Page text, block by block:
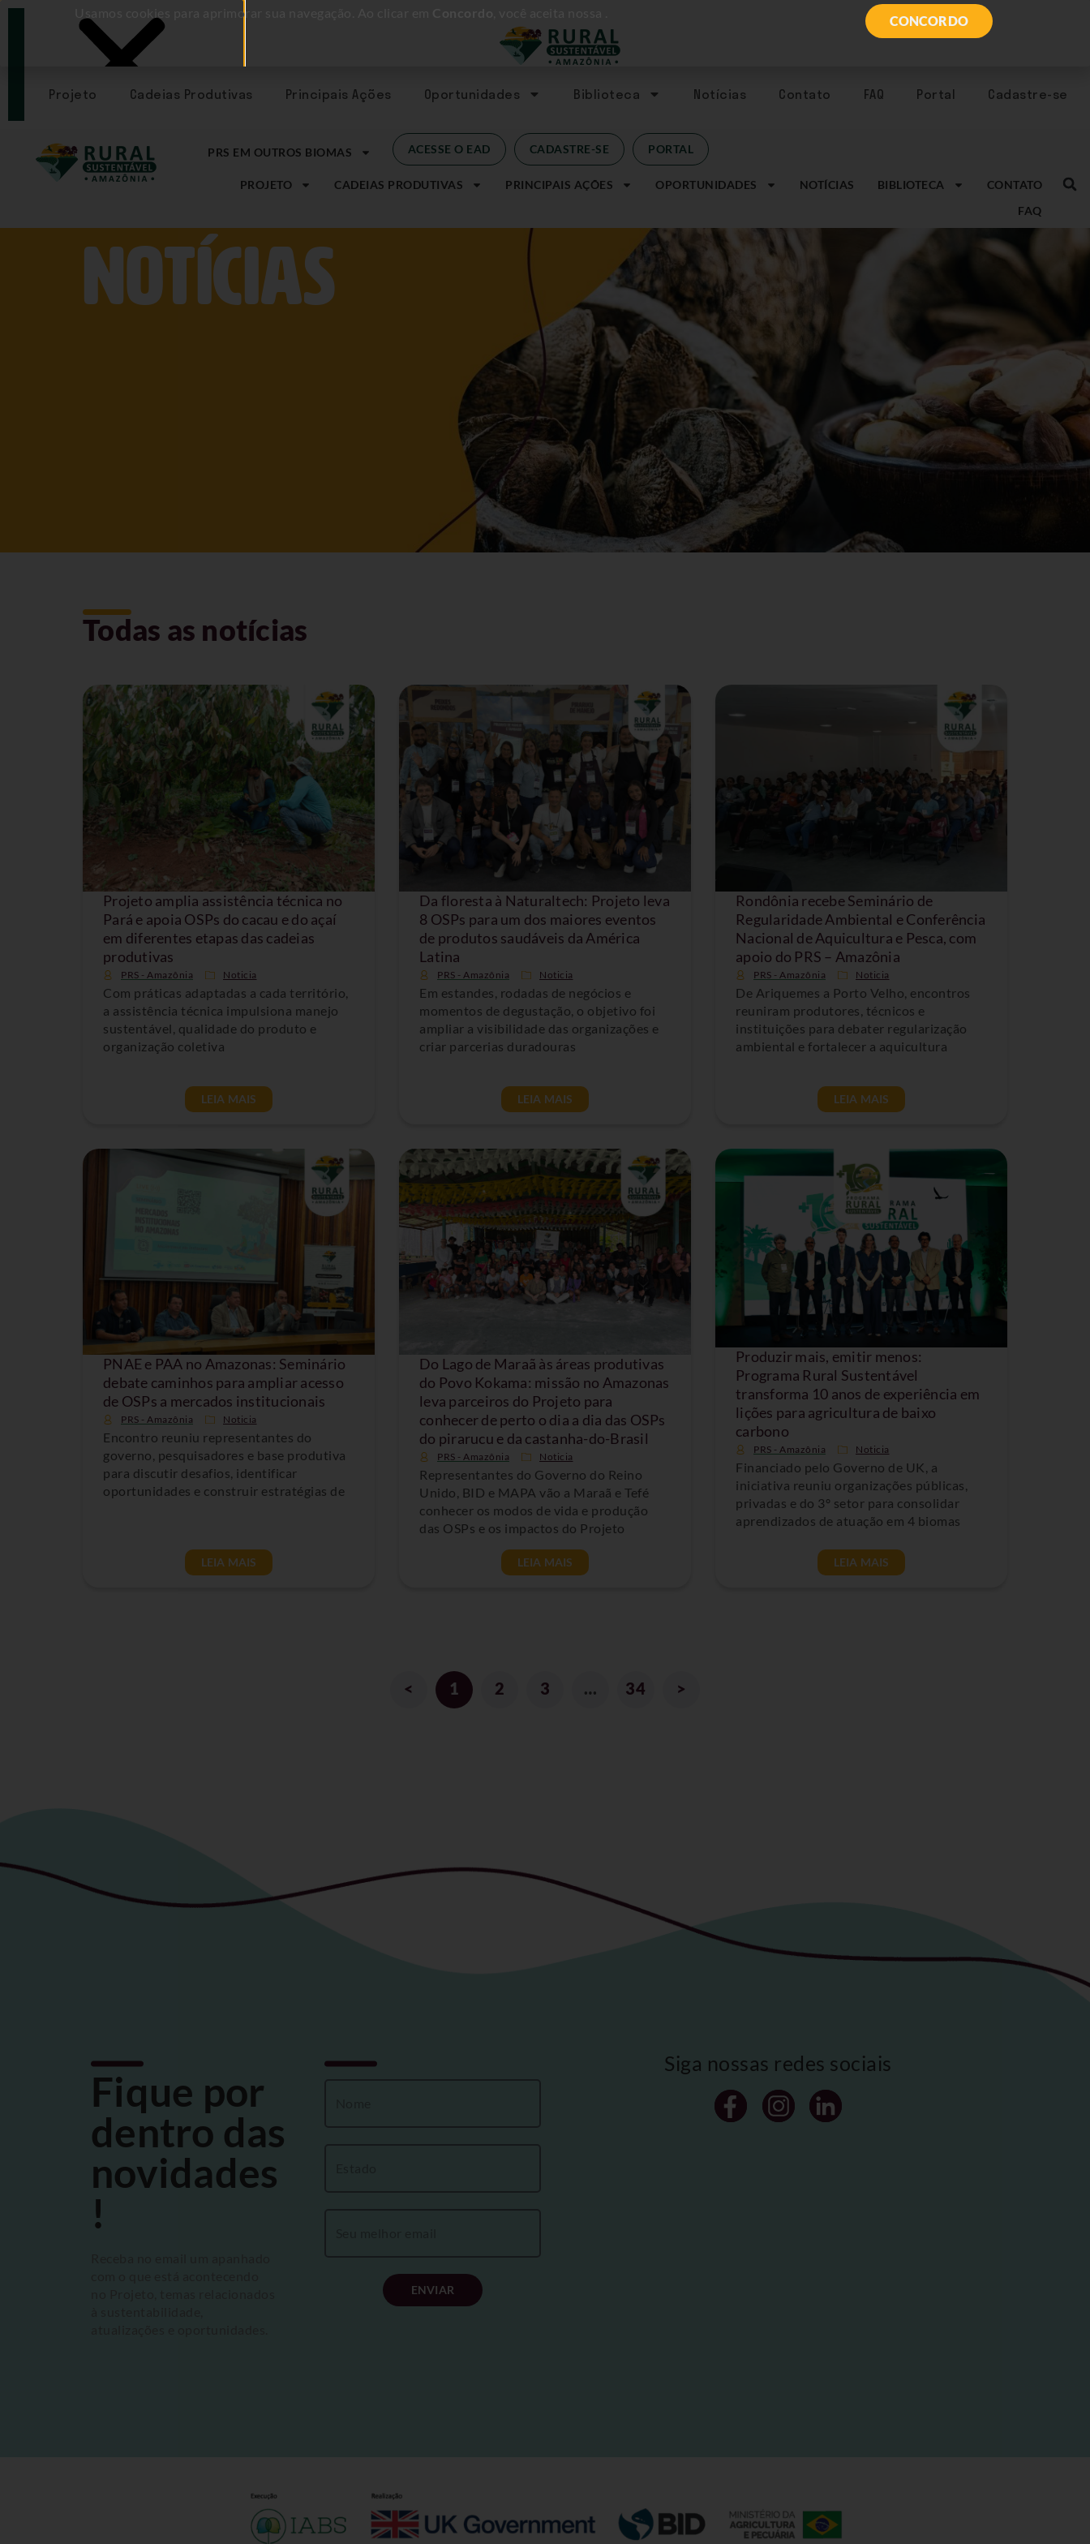
SE
Projeto Cadeias Produtivas Principais Ações Oportunidades Biblioteca Notícias Contato FAQ Portal Cadastre-se
PRS EM OUTROS BIOMAS ACESSE O EAD CADASTRE-SE PORTAL
PROJETO CADEIAS PRODUTIVAS PRINCIPAIS AÇÕES OPORTUNIDADES NOTÍCIAS BIBLIOTECA
CONTATO
FAQ
NOtícias
Todas as notícias
Projeto amplia assistência técnica no
Pará e apoia OSPs do cacau e do açaí
em diferentes etapas das cadeias
produtivas
PRS - Amazônia Noticia
Com práticas adaptadas a cada território,
a assistência técnica impulsiona manejo
sustentável, qualidade do produto e
organização coletiva
LEIA MAIS
Da floresta à Naturaltech: Projeto leva
8 OSPs para um dos maiores eventos
de produtos saudáveis da América
Latina
PRS - Amazônia Noticia
Em estandes, rodadas de negócios e
momentos de degustação, o objetivo foi
ampliar a visibilidade das organizações e
criar parcerias duradouras
LEIA MAIS
Rondônia recebe Seminário de
Regularidade Ambiental e Conferência
Nacional de Aquicultura e Pesca, com
apoio do PRS – Amazônia
PRS - Amazônia Noticia
De Ariquemes a Porto Velho, encontros
reuniram produtores, técnicos e
instituições para debater regularização
ambiental e fortalecer a aquicultura
LEIA MAIS
PNAE e PAA no Amazonas: Seminário
debate caminhos para ampliar acesso
de OSPs a mercados institucionais
PRS - Amazônia Noticia
Encontro reuniu representantes do
governo, pesquisadores e base produtiva
para discutir desafios, identificar
oportunidades e construir estratégias de
LEIA MAIS
Do Lago de Maraã às áreas produtivas
do Povo Kokama: missão no Amazonas
leva parceiros do Projeto para
conhecer de perto o dia a dia das OSPs
do pirarucu e da castanha-do-Brasil
PRS - Amazônia Noticia
Representantes do Governo do Reino
Unido, BID e MAPA vão a Maraã e Tefé
conhecer os modos de vida e produção
das OSPs e os impactos do Projeto
LEIA MAIS
Produzir mais, emitir menos:
Programa Rural Sustentável
transforma 10 anos de experiência em
lições para agricultura de baixo
carbono
PRS - Amazônia Noticia
Financiado pelo Governo de UK, a
iniciativa reuniu organizações públicas,
privadas e do 3º setor para consolidar
aprendizados de atuação em 4 biomas
LEIA MAIS
< 1 2 3 … 34 >
Fique por
dentro das
novidades
!
ENVIAR
Siga nossas redes sociais
CONCORDO
Usamos cookies para aprimorar sua navegação. Ao clicar em